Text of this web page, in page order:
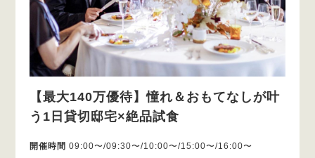
【最大140万優待】憧れ＆おもてなしが叶
う1日貸切邸宅×絶品試食
開催時間 09:00〜/09:30〜/10:00〜/15:00〜/16:00〜